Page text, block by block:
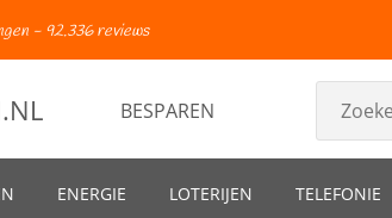
- 92.336 reviews
BESPAREN
ENERGIE LOTERIJEN TELEFONIE